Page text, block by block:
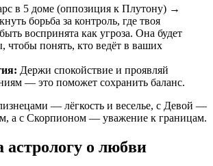
в 5 доме (оппозиция к Плутону) →
борьба за контроль, где твоя
воспринята как угроза. Она будет
чтобы понять, кто ведёт в ваших
Держи спокойствие и проявляй
— это поможет сохранить баланс.
— лёгкость и веселье, с Девой —
а с Скорпионом — уважение к границам.
астрологу о любви